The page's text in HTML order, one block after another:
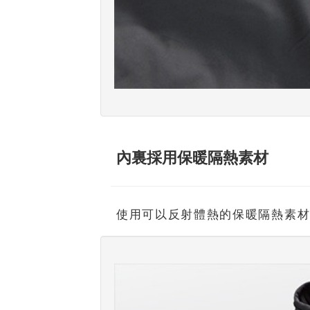
內裏採用保暖隔熱素材
使用可以反射體熱的保暖隔熱素